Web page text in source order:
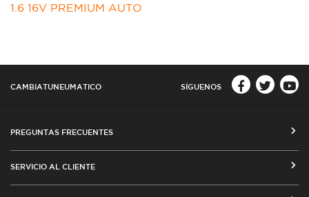
1.6 16V PREMIUM AUTO
CAMBIATUNEUMATICO SÍGUENOS
PREGUNTAS FRECUENTES
MEDIOS DE PAGO
SERVICIO AL CLIENTE